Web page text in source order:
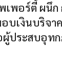
พอร์ตี้ ผนึก
บเงินบริจา
ผู้ประสบอุท